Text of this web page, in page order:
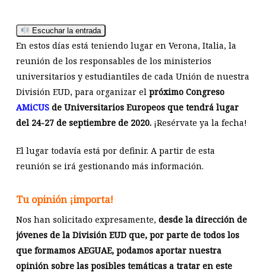
Escuchar la entrada
En estos días está teniendo lugar en Verona, Italia, la
reunión de los responsables de los ministerios
universitarios y estudiantiles de cada Unión de nuestra
División EUD, para organizar elpróximo Congreso
AMiCUSde Universitarios Europeos que tendrá lugar
del 24-27 de septiembre de 2020.¡Resérvate ya la fecha!
El lugar todavía está por definir. A partir de esta
reunión se irá gestionando más información.
Tu opinión ¡importa!
Nos han solicitado expresamente, desde la dirección de
jóvenes de la División EUD que, por parte de todos los
que formamos AEGUAE, podamos aportar nuestra
opinión sobre las posibles temáticas a tratar en este